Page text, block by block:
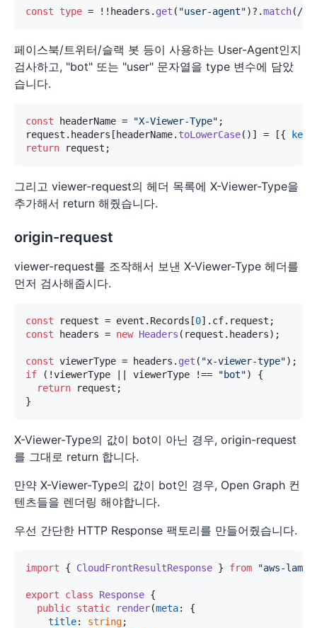
const type = !!headers. get ( "user-agent")?.match( /
페이스북/트위터/슬랙 봇 등이 사용하는 User-Agent인지
검사하고, "bot" 또는 "user" 문자열을 type 변수에 담았
습니다.
const headerName = "X-Viewer-Type" ;
request. headers [headerName. toLowerCase()] = [{ key
return
그리고 viewer-request의 헤더 목록에 X-Viewer-Type을
추가해서 return 해줬습니다.
origin-request
viewer-request를 조작해서 보낸 X-Viewer-Type 헤더를
먼저 검사해줍시다.
const request = event. Records [0]. cf. request
const headers = new Headers (request. headers);
const viewerType = headers. get ( "x-viewer-type"
if (!viewerType || viewerType !== "bot") {
return request;
X-Viewer-Type의 값이 bot이 아닌 경우, origin-request
를 그대로 return 합니다.
만약 X-Viewer-Type의 값이 bot인 경우, Open Graph 컨
텐츠들을 렌더링 해야합니다.
우선 간단한 HTTP Response 팩토리를 만들어줬습니다.
import { CloudFrontResultResponse } from "aws-
export class Response {
public static render(meta: {
title: string;